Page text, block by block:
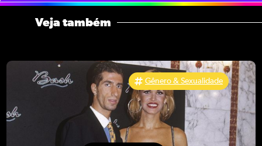
Veja também
Gênero & Sexualidade